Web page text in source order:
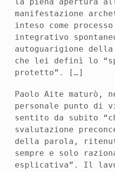
manifestazione
inteso come processo
integrativo
autoguarigione
che lei definì lo
protetto”. […]
Paolo Aite maturò,
personale punto di
sentito da subito
svalutazione
della parola,
sempre e solo
esplicativa”. Il